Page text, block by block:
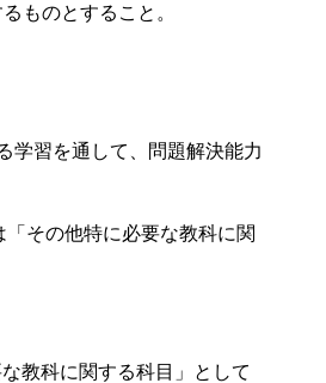
ものとすること。
学習を通して、問題解決能力
その他特に必要な教科に関
教科に関する科目」として